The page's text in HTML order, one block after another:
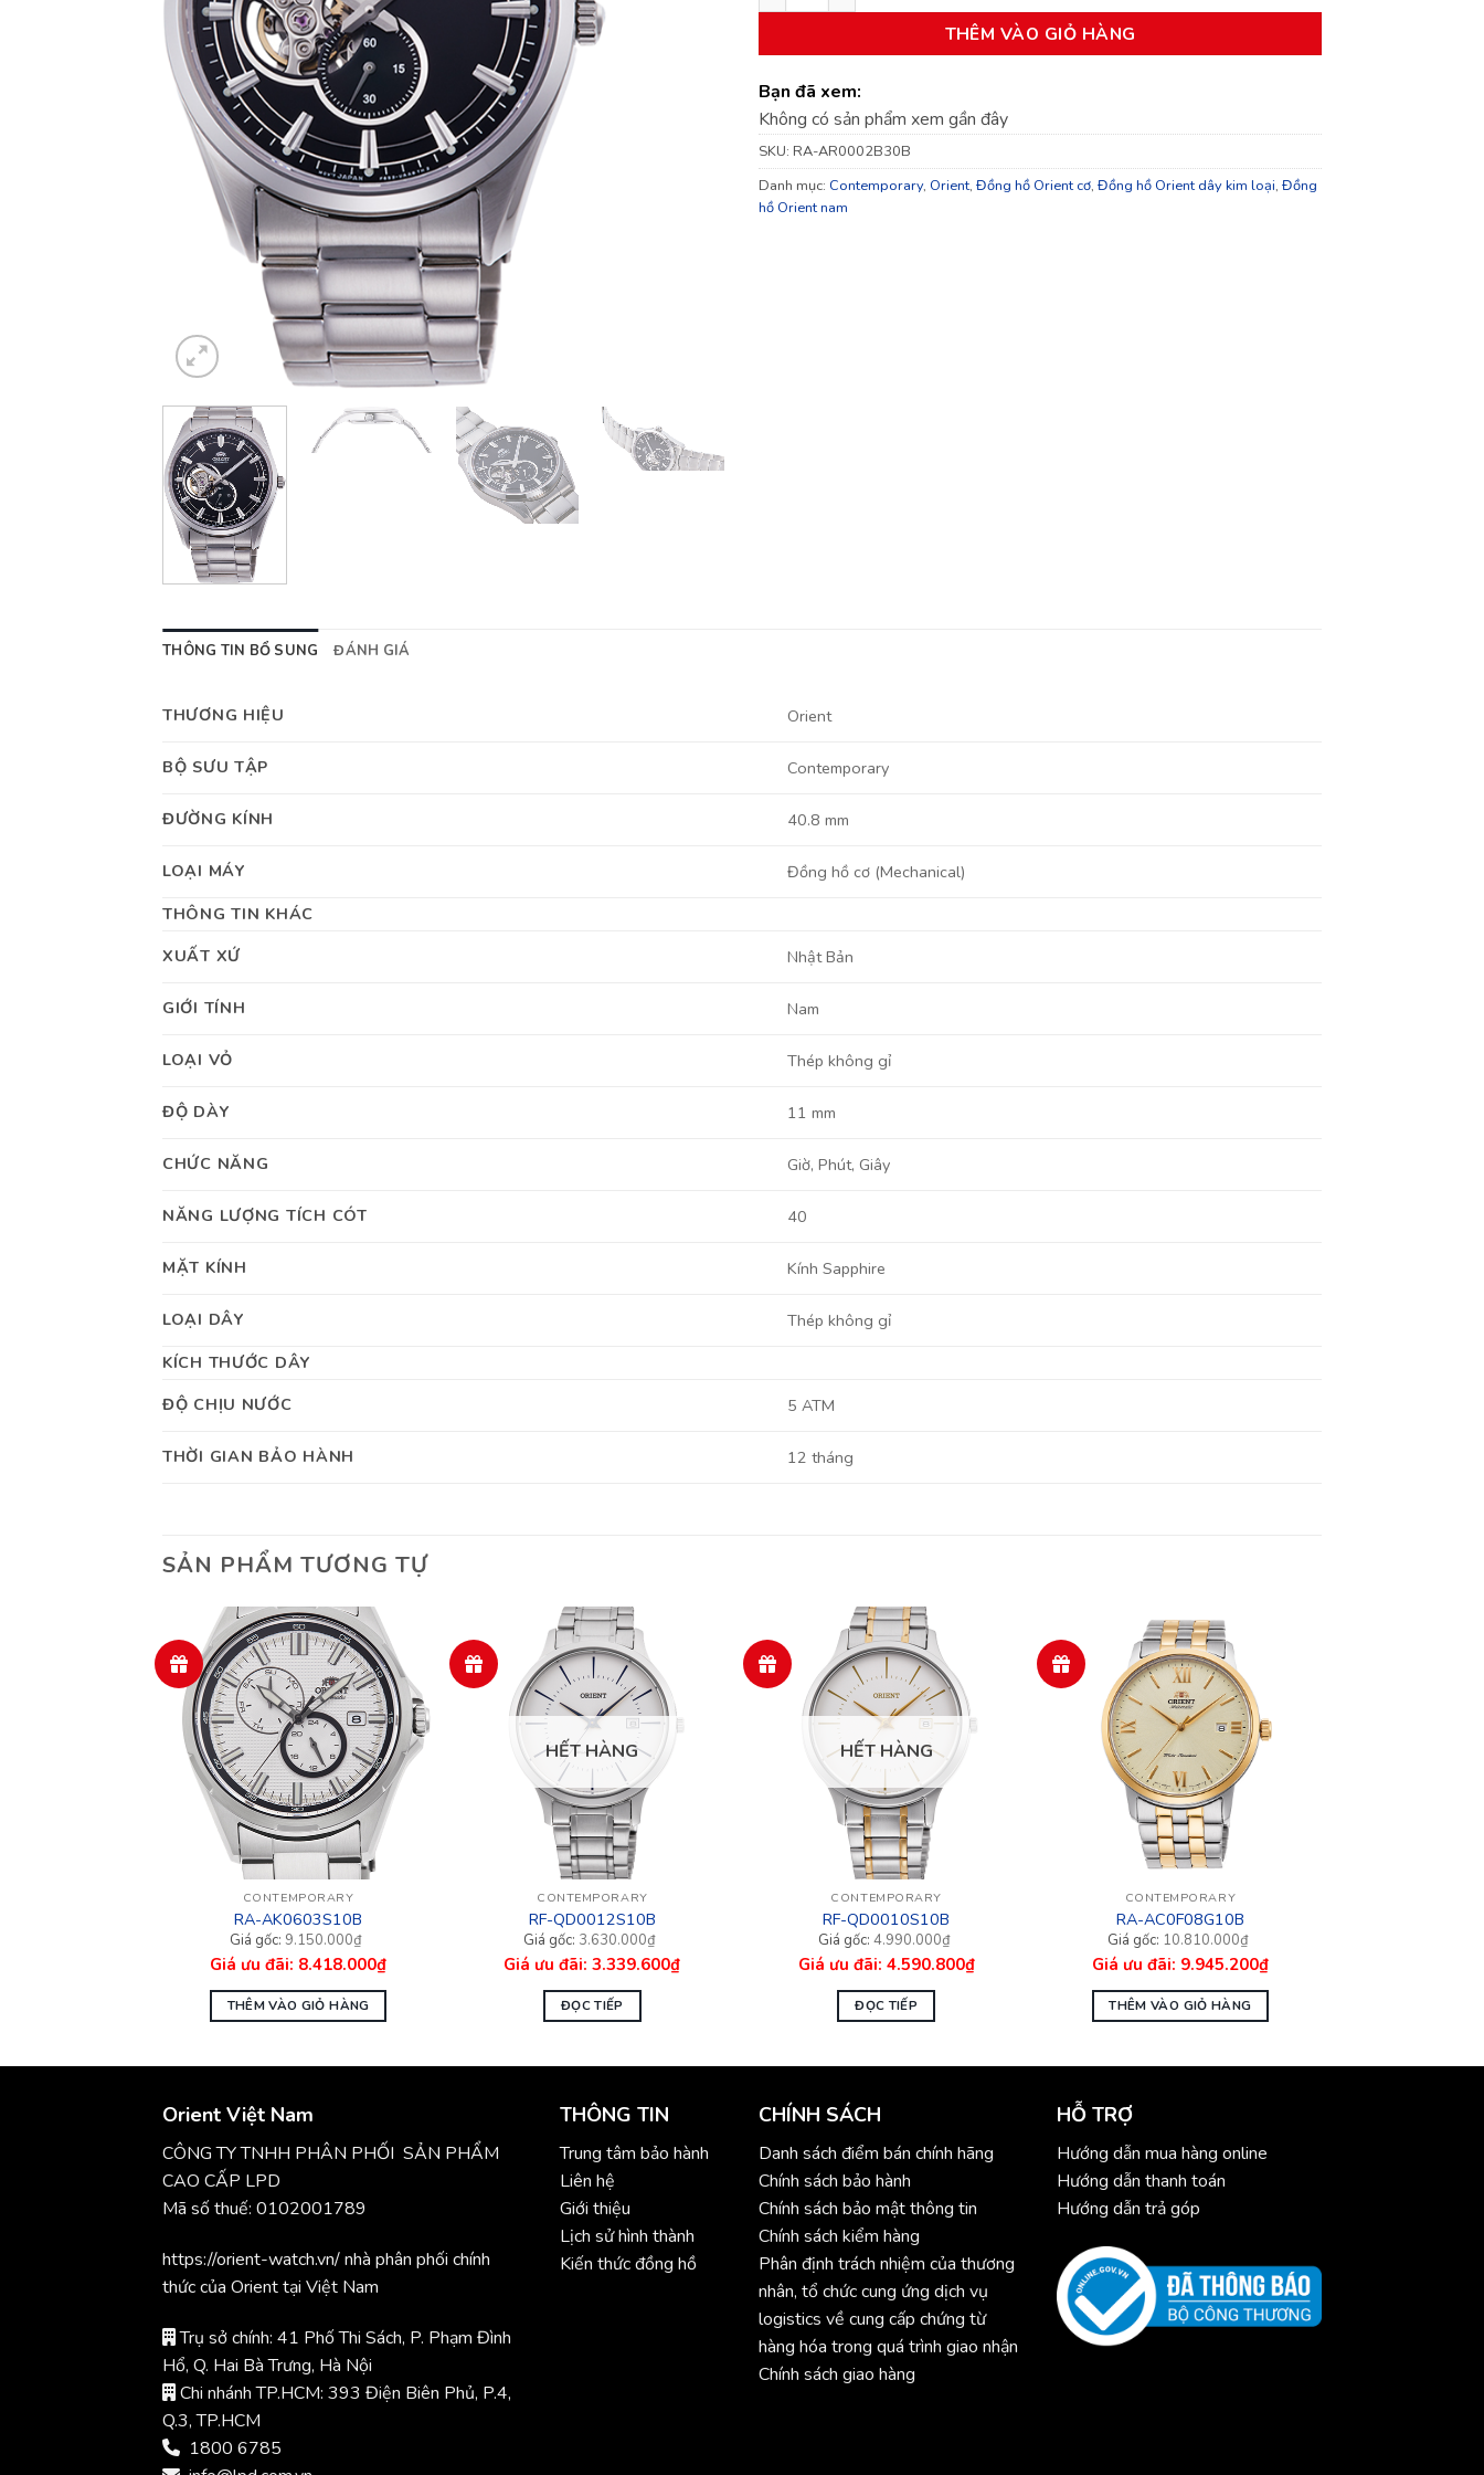
THÊM VÀO GIỎ HÀNG
Bạn đã xem:
Không có sản phẩm xem gần đây
SKU: RA-AR0002B30B
Danh mục: Contemporary, Orient, Đồng hồ Orient cơ, Đồng hồ Orient dây kim loại, Đồng
hồ Orient nam
THÔNG TIN BỔ SUNG ĐÁNH GIÁ
THƯƠNG HIỆU Orient
BỘ SƯU TẬP Contemporary
ĐƯỜNG KÍNH 40.8 mm
LOẠI MÁY
Đồng hồ cơ (Mechanical)
THÔNG TIN KHÁC
XUẤT XỨ
Nhật Bản
GIỚI TÍNH Nam
LOẠI VỎ Thép không gỉ
ĐỘ DÀY 11 mm
CHỨC NĂNG Giờ, Phút, Giây
NĂNG LƯỢNG TÍCH CÓT 40
MẶT KÍNH Kính Sapphire
LOẠI DÂY
Thép không gỉ
KÍCH THƯỚC DÂY
ĐỘ CHỊU NƯỚC
5 ATM
THỜI GIAN BẢO HÀNH 12 tháng
SẢN PHẨM TƯƠNG TỰ
CONTEMPORARY
RA-AK0603S10B
9.150.000₫
9.150.000₫.
8.418.000₫
8.418.000₫.THÊM VÀO GIỎ HÀNG
HẾT HÀNG
CONTEMPORARY
RF-QD0012S10B
3.630.000₫
3.630.000₫.
3.339.600₫
ĐỌC TIẾP
HẾT HÀNG
CONTEMPORARY
RF-QD0010S10B
4.990.000₫
4.990.000₫.
4.590.800₫
ĐỌC TIẾP
CONTEMPORARY
RA-AC0F08G10B
10.810.000₫
10.810.000₫.
9.945.200₫
9.945.200₫.THÊM VÀO GIỎ HÀNG
Orient Việt Nam
CÔNG TY TNHH PHÂN PHỐI SẢN PHẨM
CAO CẤP LPD
Mã số thuế: 0102001789
https://orient-watch.vn/ nhà phân phối chính
thức của Orient tại Việt Nam
Trụ sở chính: 41 Phố Thi Sách, P. Phạm Đình
Hổ, Q. Hai Bà Trưng, Hà Nội
Chi nhánh TP.HCM: 393 Điện Biên Phủ, P.4,
Q.3, TP.HCM
1800 6785
THÔNG TIN
Trung tâm bảo hành
Liên hệ
Giới thiệu
Lịch sử hình thành
Kiến thức đồng hồ
CHÍNH SÁCH
Danh sách điểm bán chính hãng
Chính sách bảo hành
Chính sách bảo mật thông tin
Chính sách kiểm hàng
Phân định trách nhiệm của thương
nhân, tổ chức cung ứng dịch vụ
logistics về cung cấp chứng từ
hàng hóa trong quá trình giao nhận
Chính sách giao hàng
HỖ TRỢ
Hướng dẫn mua hàng online
Hướng dẫn thanh toán
Hướng dẫn trả góp